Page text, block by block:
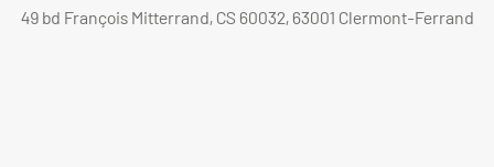
49 bd François Mitterrand, CS 60032, 63001 Clermont-Ferrand